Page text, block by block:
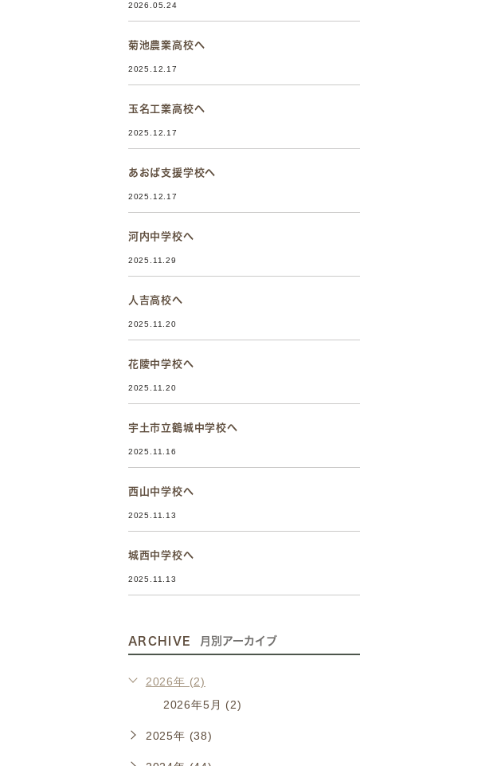
2026.05.24
菊池農業高校へ
2025.12.17
玉名工業高校へ
2025.12.17
あおば支援学校へ
2025.12.17
河内中学校へ
2025.11.29
人吉高校へ
2025.11.20
花陵中学校へ
2025.11.20
宇土市立鶴城中学校へ
2025.11.16
西山中学校へ
2025.11.13
城西中学校へ
2025.11.13
ARCHIVE 月別アーカイブ
2026年 (2)
2026年5月 (2)
2025年 (38)